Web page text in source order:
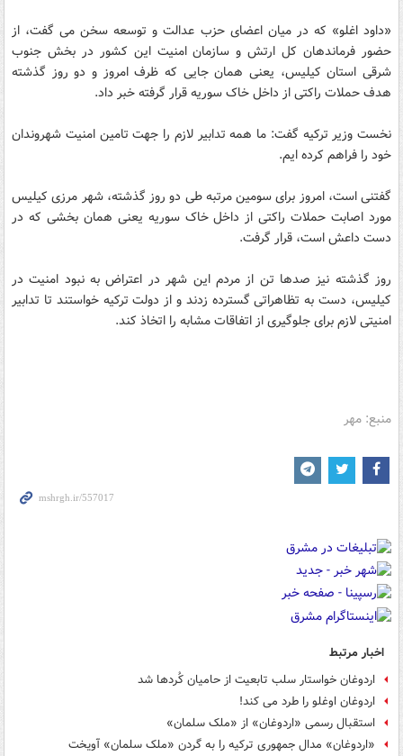
«داود اغلو» که در میان اعضای حزب عدالت و توسعه سخن می گفت، از
حضور فرماندهان کل ارتش و سازمان امنیت این کشور در بخش جنوب
شرقی استان کیلیس، یعنی همان جایی که ظرف امروز و دو روز گذشته
هدف حملات راکتی از داخل خاک سوریه قرار گرفته خبر داد.
نخست وزیر ترکیه گفت: ما همه تدابیر لازم را جهت تامین امنیت شهروندان
خود را فراهم کرده ایم.
گفتنی است، امروز برای سومین مرتبه طی دو روز گذشته، شهر مرزی کیلیس
مورد اصابت حملات راکتی از داخل خاک سوریه یعنی همان بخشی که در
دست داعش است، قرار گرفت.
روز گذشته نیز صدها تن از مردم این شهر در اعتراض به نبود امنیت در
کیلیس، دست به تظاهراتی گسترده زدند و از دولت ترکیه خواستند تا تدابیر
امنیتی لازم برای جلوگیری از اتفاقات مشابه را اتخاذ کند.
منبع: مهر
اخبار مرتبط
اردوغان خواستار سلب تابعیت از حامیان کُردها شد
اردوغان اوغلو را طرد می کند!
استقبال رسمی «اردوغان» از «ملک سلمان»
«اردوغان» مدال جمهوری ترکیه را به گردن «ملک سلمان» آویخت